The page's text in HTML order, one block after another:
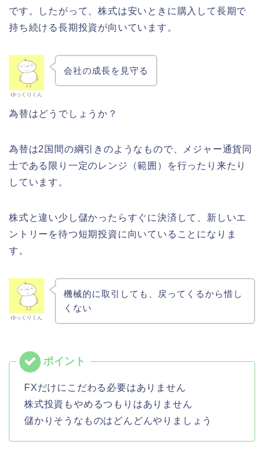
です。したがって、株式は安いときに購入して長期で
持ち続ける長期投資が向いています。
ゆっくりくん
会社の成長を見守る
為替はどうでしょうか？
為替は2国間の綱引きのようなもので、メジャー通貨同
士である限り一定のレンジ（範囲）を行ったり来たり
しています。
株式と違い少し儲かったらすぐに決済して、新しいエ
ントリーを待つ短期投資に向いていることになりま
す。
ゆっくりくん
機械的に取引しても、戻ってくるから惜し
くない
FXだけにこだわる必要はありません
株式投資もやめるつもりはありません
儲かりそうなものはどんどんやりましょう